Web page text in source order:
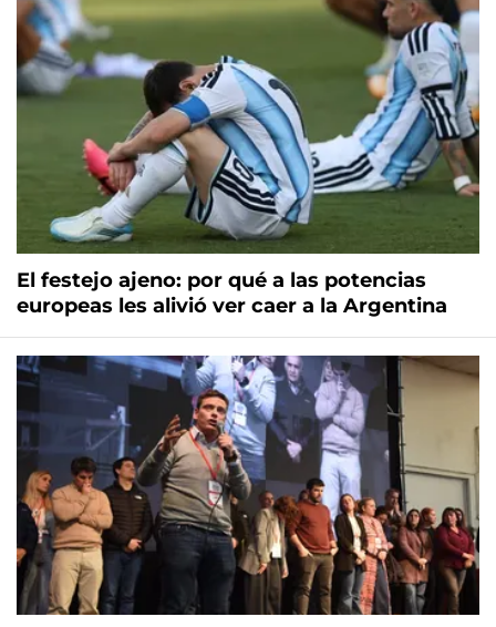
El festejo ajeno: por qué a las potencias
europeas les alivió ver caer a la Argentina